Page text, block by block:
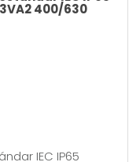
400/630
IEC IP65